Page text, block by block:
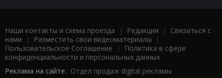
Наши контакты и схема проезда | Редакция | Связаться с
нами | Разместить свои видеоматериалы |
Пользовательское Соглашение |
Политика в сфере
конфиденциальности и персональных данных
Реклама на сайте: Отдел продаж digital рекламы